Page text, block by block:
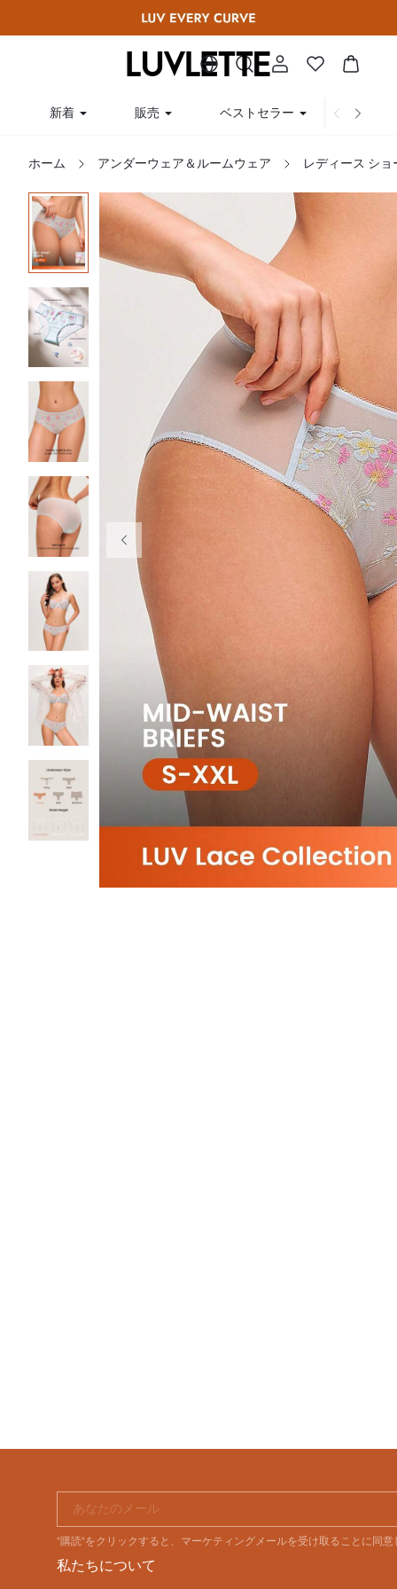
新着 販売 ベストセラー 曲線
ホーム アンダーウェア＆ルームウェア レディース ショ
あなたのメール
"購読"をクリックすると、マーケティングメールを受け取ることに同
私たちについて